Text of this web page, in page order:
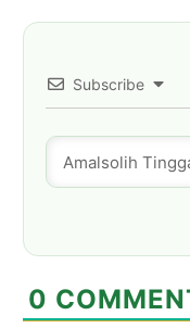
Subscribe
0